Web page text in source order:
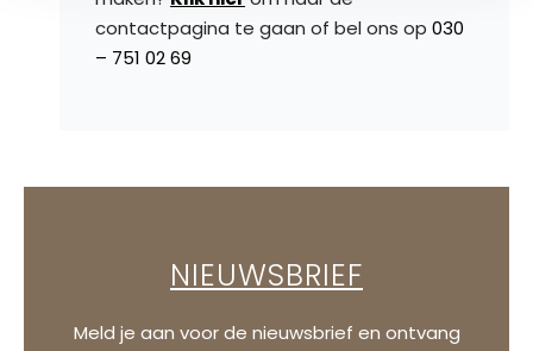
contactpagina te gaan of bel ons op 030
– 751 02 69
NIEUWSBRIEF
Meld je aan voor de nieuwsbrief en ontvang